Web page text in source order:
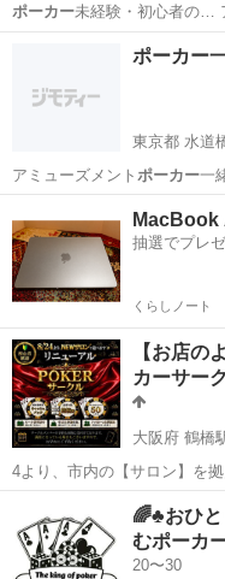
ポーカー未経験・初心者の…
ます… 齢、性別、仕事、ポー
ポーカー
東京都 水道
アミューズメント ポーカー一
抽選でプレ
くらしノート
【お店の
カーサー
大阪府 鶴橋
4より、市内の【サロン】を
ルいたします✨ …
鶴橋駅
🌈♣️おひ
むポーカ
20〜30